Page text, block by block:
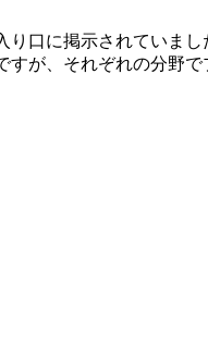
口に掲示されていま
が、それぞれの分野